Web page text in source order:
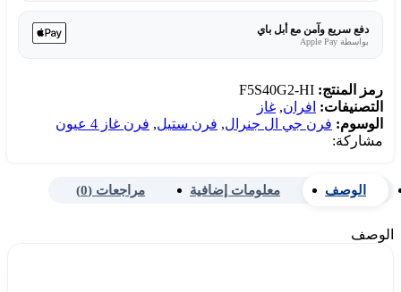
دفع سريع وآمن مع أبل باي
بواسطة Apple Pay
رمز المنتج: F5S40G2-HI
التصنيفات: افران, غاز
الوسوم: فرن جي ال جنرال, فرن ستيل, فرن غاز 4 عيون
مشاركة:
الوصف معلومات إضافية مراجعات (0)
الوصف